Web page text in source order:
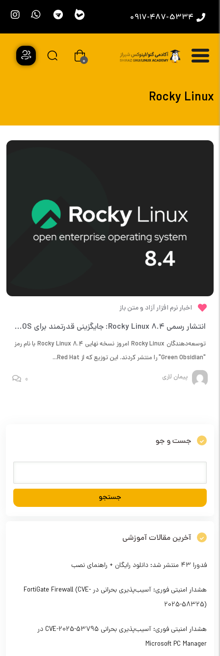
0917-487-5334
0
Rocky Linux
اخبار نرم افزار آزاد و متن باز
انتشار رسمی Rocky Linux 8.4: جایگزینی قدرتمند برای CentOS و Red Hat
توسعه‌دهندگان Rocky Linux امروز نسخه نهایی Rocky Linux 8.4 با نام رمز
"Green Obsidian" را منتشر کردند. این توزیع که از Red Hat...
پیمان لاری
0
جست و جو
آخرین مقالات آموزشی
فدورا ۴۳ منتشر شد: دانلود رایگان + راهنمای نصب
هشدار امنیتی فوری: آسیب‌پذیری بحرانی در FortiGate Firewall (CVE-
2025-58325)
هشدار امنیتی فوری: آسیب‌پذیری بحرانی CVE-2025-53795 در
Microsoft PC Manager